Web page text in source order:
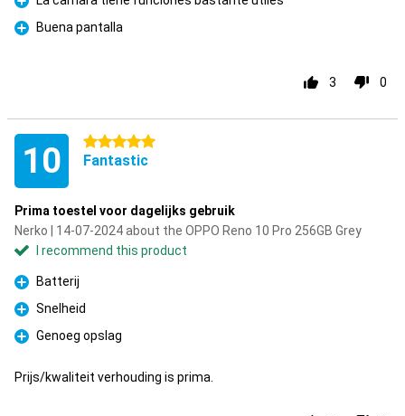
Pro
Pro
Buena pantalla
3 0
10 5 stars
Fantastic
Prima toestel voor dagelijks gebruik
Nerko | 14-07-2024 about the OPPO Reno 10 Pro 256GB Grey
I recommend this product
Pro
Batterij
Pro
Snelheid
Pro
Genoeg opslag
Prijs/kwaliteit verhouding is prima.